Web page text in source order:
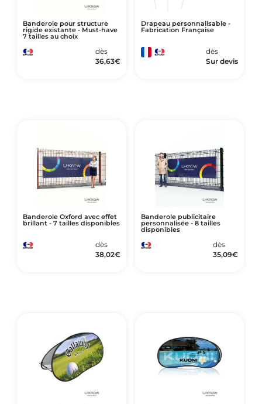
Banderole pour structure
rigide existante - Must-have
7 tailles au choix
dès
36,63€
Drapeau personnalisable -
Fabrication Française
dès
Sur devis
Banderole Oxford avec effet
brillant - 7 tailles disponibles
dès
38,02€
Banderole publicitaire
personnalisée - 8 tailles
disponibles
dès
35,09€